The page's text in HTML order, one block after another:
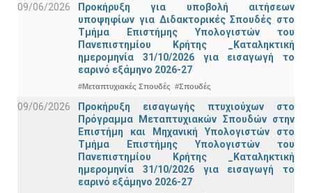
09/06/2026
Προκήρυξη για υποβολή αιτήσεων
υποψηφίων για Διδακτορικές Σπουδές στο
Τμήμα Eπιστήμης Υπολογιστών του
Πανεπιστημίου Κρήτης _Καταληκτική
ημερομηνία 31/10/2026 για εισαγωγή το
εαρινό εξάμηνο 2026-27
#Μεταπτυχιακές Σπουδές #Σπουδές
09/06/2026
Προκήρυξη εισαγωγής πτυχιούχων στo
Πρόγραμμα Μεταπτυχιακών Σπουδών στην
Επιστήμη και Μηχανική Υπολογιστών στο
Τμήμα Eπιστήμης Υπολογιστών του
Πανεπιστημίου Κρήτης _Καταληκτική
ημερομηνία 31/10/2026 για εισαγωγή το
εαρινό εξάμηνο 2026-27